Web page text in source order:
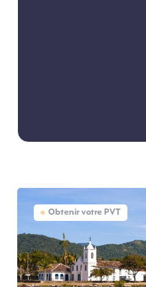
Obtenir votre PVT